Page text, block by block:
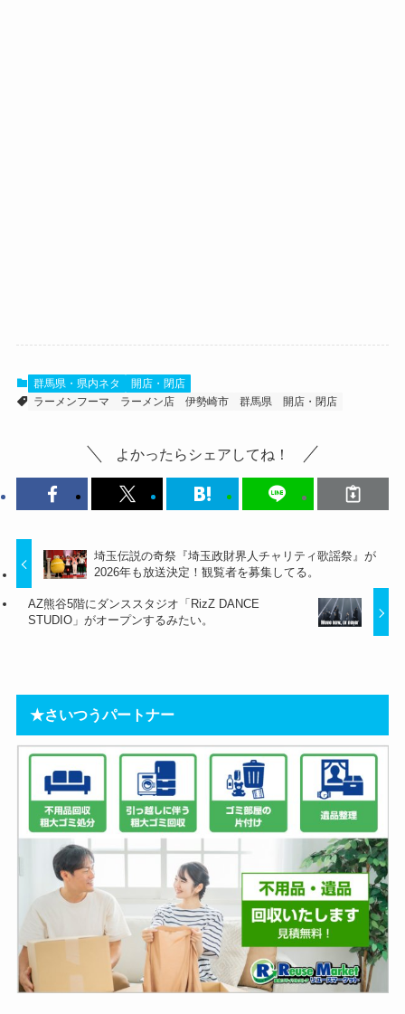
群馬県・県内ネタ
開店・閉店
ラーメンフーマ
ラーメン店 伊勢崎市 群馬県 開店・閉店
よかったらシェアしてね！
埼玉伝説の奇祭『埼玉政財界人チャリティ歌謡祭』が
2026年も放送決定！観覧者を募集してる。
AZ熊谷5階にダンススタジオ「RizZ DANCE
STUDIO」がオープンするみたい。
★さいつうパートナー